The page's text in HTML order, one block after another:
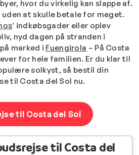
hvor du virkelig kan slappe af.
at skulle betale for meget.
’ indkøbsgader eller oplev
nyd dagen på stranden i
marked i Fuengirola – På Costa
for hele familien. Er du klar til
solkyst, så bestil din
til Costa del Sol nu.
til Costa del Sol
til Costa del